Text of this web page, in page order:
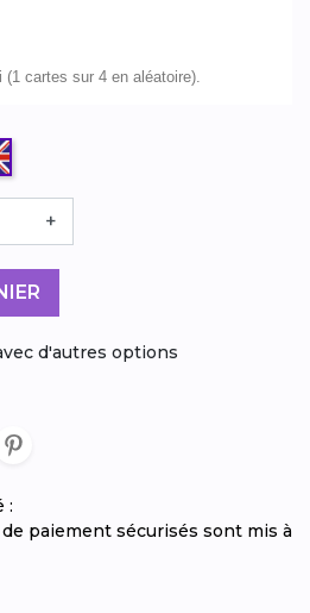
(1 cartes sur 4 en aléatoire).
+
d'autres options
:
paiement sécurisés sont mis à